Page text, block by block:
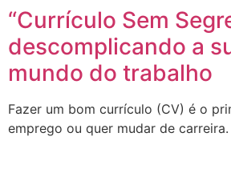
“Currículo Sem
descomplicando a
mundo do trabalho
Fazer um bom currículo (CV) é o
emprego ou quer mudar de